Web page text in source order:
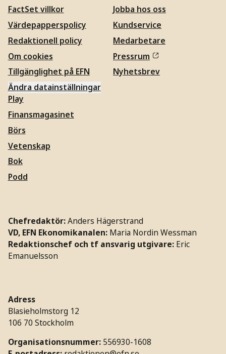
FactSet villkor
Värdepapperspolicy
Redaktionell policy
Om cookies
Tillgänglighet på EFN
Ändra datainställningar
Jobba hos oss
Kundservice
Medarbetare
Pressrum
Nyhetsbrev
Play
Finansmagasinet
Börs
Vetenskap
Bok
Podd
Chefredaktör:Anders Hägerstrand
VD, EFN Ekonomikanalen: Maria Nordin Wessman
Redaktionschef och tf ansvarig utgivare: Eric
Emanuelsson
Adress
Blasieholmstorg 12
106 70 Stockholm
Organisationsnummer: 556930-1608